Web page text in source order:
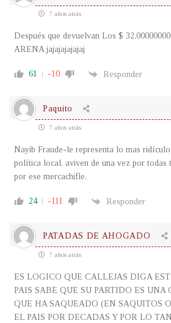
7 años atrás
Después que devuelvan Los $
ARENA jajajajajajaj
61 -10 Responder
Paquito
7 años atrás
Nayib Fraude-le representa lo mas
política local, aviven de una vez por todas
por ese mercachifle.
24 -111 Responder
PATADAS DE AHOGADO
7 años atrás
ES LOGICO QUE CALLEJAS DIGA
PAIS SABE QUE SU PARTIDO ES UNA
QUE HA SAQUEADO (EN SAQUITOS
EL PAIS POR DECADAS Y POR LO